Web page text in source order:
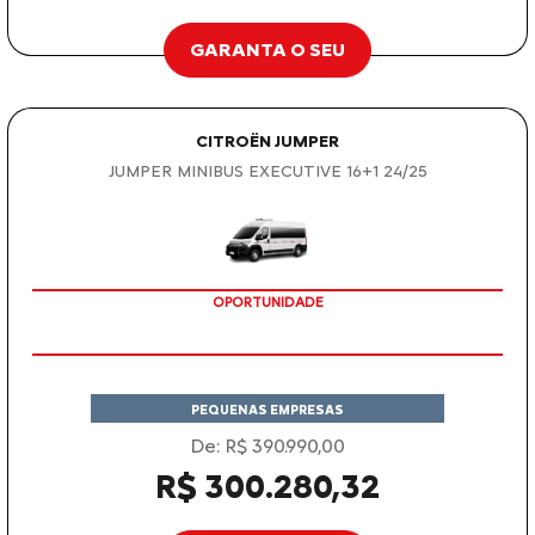
GARANTA O SEU
CITROËN JUMPER
JUMPER MINIBUS EXECUTIVE 16+1 24/25
OPORTUNIDADE
PEQUENAS EMPRESAS
De: R$ 390.990,00
R$ 300.280,32